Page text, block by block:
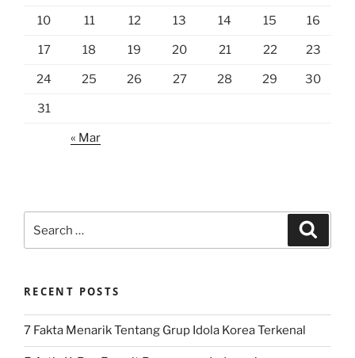
10 11 12 13 14 15 16
17 18 19 20 21 22 23
24 25 26 27 28 29 30
31
« Mar
for:
RECENT POSTS
7 Fakta Menarik Tentang Grup Idola Korea Terkenal